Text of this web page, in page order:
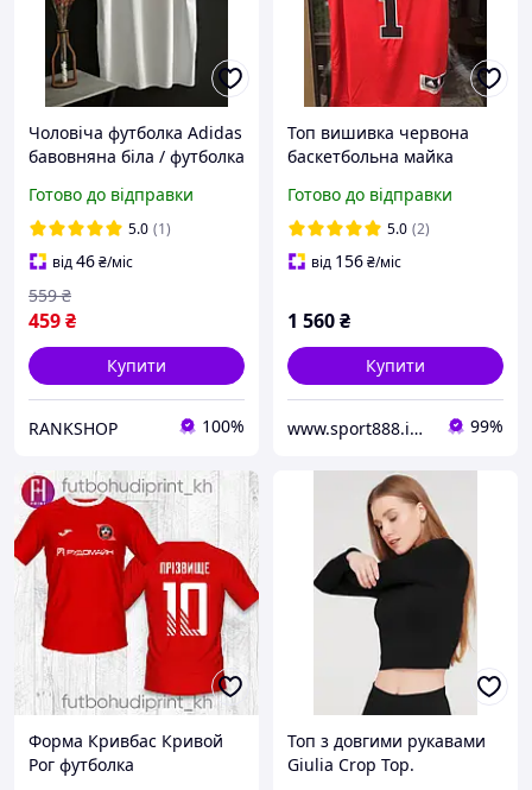
Чоловіча футболка Adidas
бавовняна біла / футболка
Готово до відправки
5.0 (1)
від46₴/міс
459₴
559 ₴
Купити
RANKSHOP 100%
Топ вишивка червона
баскетбольна майка
Роуз) команда Chicago
Bulls
Готово до відправки
5.0 (2)
від 156₴/міс
1 560₴
Купити
www.sport888.in.ua 99%
Форма Кривбас Кривой
Рог футболка
Топ з довгими рукавами
Giulia Crop Top.